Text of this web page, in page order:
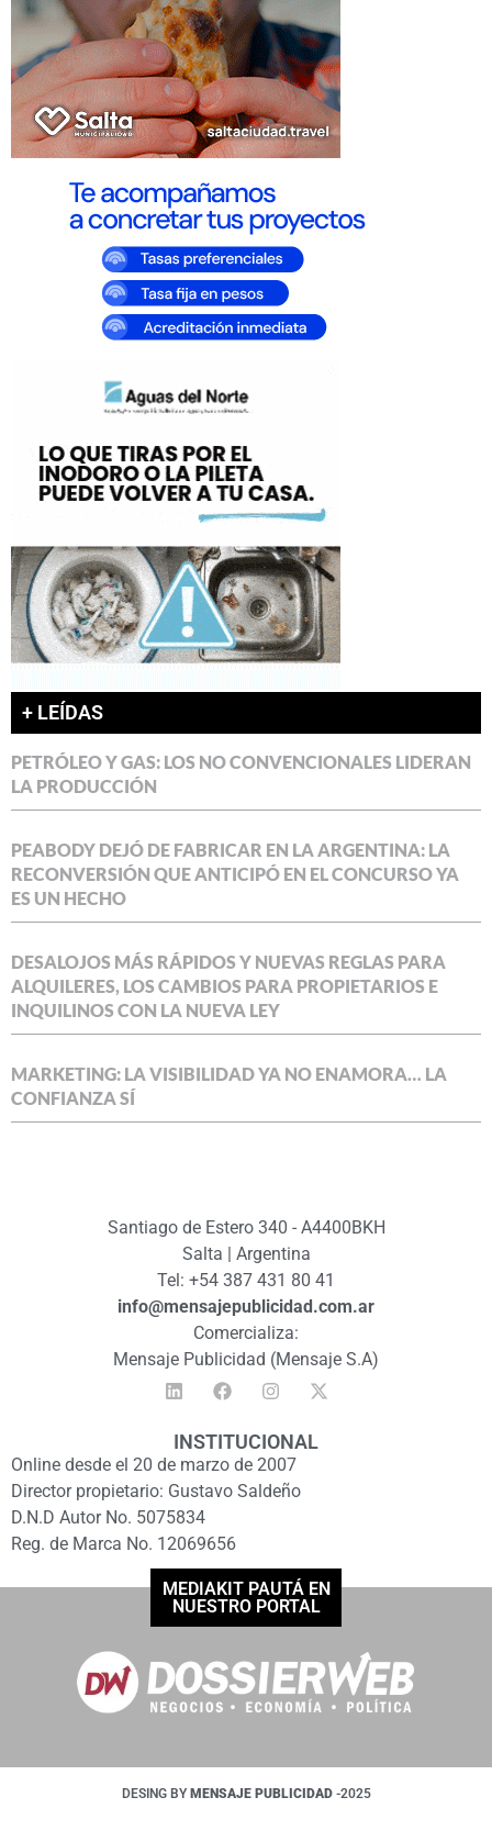
+ LEÍDAS
PETRÓLEO Y GAS: LOS NO CONVENCIONALES LIDERAN
LA PRODUCCIÓN
PEABODY DEJÓ DE FABRICAR EN LA ARGENTINA: LA
RECONVERSIÓN QUE ANTICIPÓ EN EL CONCURSO YA
ES UN HECHO
DESALOJOS MÁS RÁPIDOS Y NUEVAS REGLAS PARA
ALQUILERES, LOS CAMBIOS PARA PROPIETARIOS E
INQUILINOS CON LA NUEVA LEY
MARKETING: LA VISIBILIDAD YA NO ENAMORA… LA
CONFIANZA SÍ
Santiago de Estero 340 - A4400BKH
Salta | Argentina
Tel: +54 387 431 80 41
info@mensajepublicidad.com.ar
Comercializa:
Mensaje Publicidad (Mensaje S.A)
INSTITUCIONAL
Online desde el 20 de marzo de 2007
Director propietario: Gustavo Saldeño
D.N.D Autor No. 5075834
Reg. de Marca No. 12069656
MEDIAKIT PAUTÁ EN
NUESTRO PORTAL
DESING BY MENSAJE PUBLICIDAD -2025